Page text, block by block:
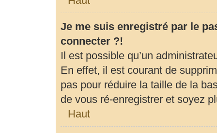
Je me suis enregistré par le
connecter ?!
Il est possible qu’un
En effet, il est courant de
pas pour réduire la taille de la
de vous ré-enregistrer et soyez
Haut